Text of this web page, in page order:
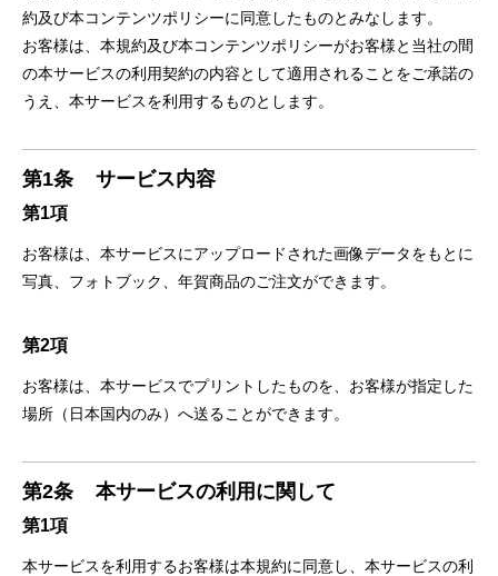
約及び本コンテンツポリシーに同意したものとみなします。
お客様は、本規約及び本コンテンツポリシーがお客様と当社の間
の本サービスの利用契約の内容として適用されることをご承諾の
うえ、本サービスを利用するものとします。
第1条 サービス内容
第1項
お客様は、本サービスにアップロードされた画像データをもとに
写真、フォトブック、年賀商品のご注文ができます。
第2項
お客様は、本サービスでプリントしたものを、お客様が指定した
場所（日本国内のみ）へ送ることができます。
第2条 本サービスの利用に関して
第1項
本サービスを利用するお客様は本規約に同意し、本サービスの利